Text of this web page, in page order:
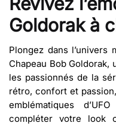
Goldorak à
Plongez dans l’univers
Chapeau Bob
les passionnés de la
rétro, confort et
emblématiques
compléter votre look